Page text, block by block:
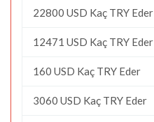
22800 USD Kaç TRY Eder
12471 USD Kaç TRY Eder
160 USD Kaç TRY Eder
3060 USD Kaç TRY Eder